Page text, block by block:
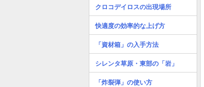
クロコデイロスの出現場所
快適度の効率的な上げ方
「資材箱」の入手方法
シレンタ草原・東部の「岩」
「炸裂弾」の使い方